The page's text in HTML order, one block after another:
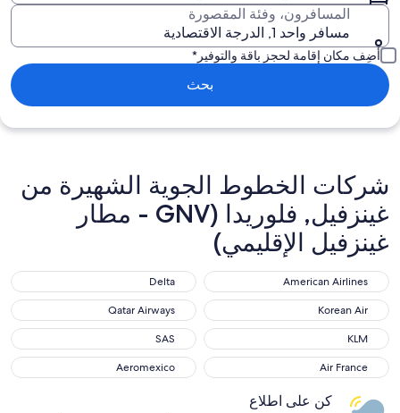
المسافرون، وفئة المقصورة
مسافر واحد 1, الدرجة الاقتصادية
أضِف مكان إقامة لحجز باقة والتوفير*
بحث
شركات الخطوط الجوية الشهيرة من
غينزفيل, فلوريدا (GNV - مطار
غينزفيل الإقليمي)
American Airlines
Delta
Korean Air
Qatar Airways
KLM
SAS
Air France
Aeromexico
كن على اطلاع